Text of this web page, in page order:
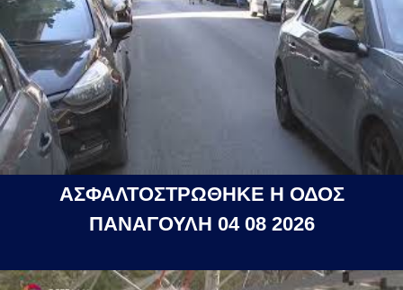
ΑΣΦΑΛΤΟΣΤΡΩΘΗΚΕ Η ΟΔΟΣ
ΠΑΝΑΓΟΥΛΗ 04 08 2026